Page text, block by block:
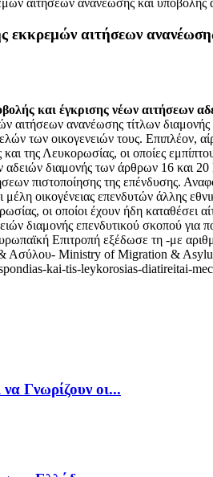
εκκρεμών αιτήσεων
και έγκρισης νέων αιτήσεων
αιτήσεων ανανέωσης τίτλων
των οικογενειών τους. Επιπλέον,
της Λευκορωσίας, οι οποίες
αδειών διαμονής των άρθρων 16 και
πιστοποίησης της επένδυσης.
οικογένειας επενδυτών άλλης
οι οποίοι έχουν ήδη καταθέσει
διαμονής επενδυτικού σκοπού για
Επιτροπή εξέδωσε τη -με
Ασύλου- Ministry of Migration &
kai-tis-leykorosias-diatireitai-
Γνωρίζουν οι...